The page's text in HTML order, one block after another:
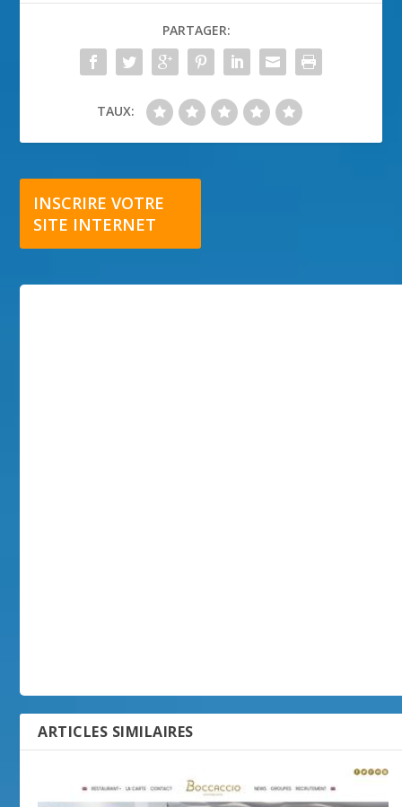
PARTAGER:
TAUX:
INSCRIRE VOTRE
SITE INTERNET
ARTICLES SIMILAIRES